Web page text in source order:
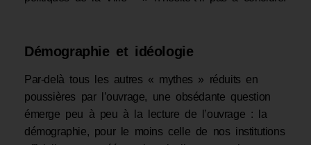
Démographie et idéologie
Par-delà tous les autres « mythes » réduits en
poussières par l’ouvrage, une obsédante question
émerge peu à peu à la lecture de l’ouvrage : la
démographie, pour le moins celle de nos institutions